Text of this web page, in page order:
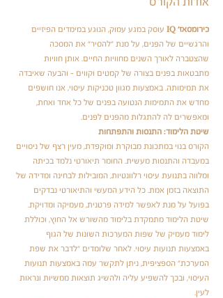
כירומסאז' IQ
עוסק במגע עמוק, הנוגע במימדים הפיזיים
והרגשיים של הפנים, על מנת "להסיר" את המסכה
שהצטברה לאורך השנים מחוויות החיים. אותן חוויות
מתבטאות בפנים בצורה של קמטים וקווים – והבעה שאיבדה
את תמימותה. באמצעות מגוון טכניקות עיסוי, אנו חושפים
מחדש את התמימות הנטועה בפנים של כל אחד ואחת,
ומאפשרים לה להתגלות מהפנים לפנים.
שיטת הלימוד: התנסות והתפתחות
הקורס בנוי במתכונת מבוקרת ומוקפדת, מעין רצף של ניסויים
במעבדה והתנסות מעשית. החומר תיאורטי נלמד בכיתה
ומלווה בתנועת עיסוי רלוונטיות, המובילות לבחינה ומדידה של
התוצאה בזמן אמת. כל הידע המעשי והתיאורטי נבדקים
בפועל על מנת לאפשר למידה פרטנית, מעמיקה ומדויקת.
שיטת הלימוד מתמקדת בלימוד מהשורש אל החוץ, וכוללת
לימוד מעמיק של שפות המערכות השונות של הגוף
באמצעות תנועות עיסוי. לאחר שלומדים "לדבר את שפת
המערכת" הספציפית, ניתן לתקשר עמה באמצעות תנועות
העיסוי, ובכך להשפיע עליה ולהשיג תוצאות ממשיות ונראות
לעין.